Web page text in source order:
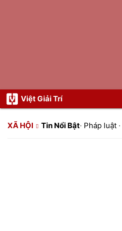
Việt Giải Trí
XÃ HỘI Tin Nổi Bật· Pháp luật ·